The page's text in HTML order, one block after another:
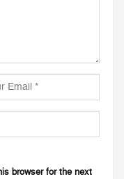
browser for the next